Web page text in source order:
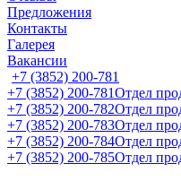
Предложения
Контакты
Галерея
Вакансии
+7 (3852) 200-781
+7 (3852) 200-781Отдел
+7 (3852) 200-782Отдел
+7 (3852) 200-783Отдел
+7 (3852) 200-784Отдел
+7 (3852) 200-785Отдел